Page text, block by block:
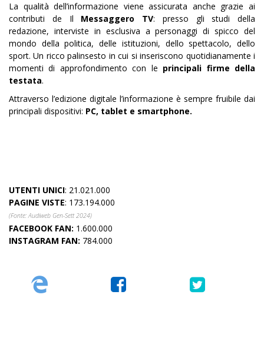
La qualità dell’informazione viene assicurata anche grazie ai
contributi de Il Messaggero TV: presso gli studi della
redazione, interviste in esclusiva a personaggi di spicco del
mondo della politica, delle istituzioni, dello spettacolo, dello
sport. Un ricco palinsesto in cui si inseriscono quotidianamente i
momenti di approfondimento con le principali firme della
testata.
Attraverso l’edizione digitale l’informazione è sempre fruibile dai
principali dispositivi: PC, tablet e smartphone.
UTENTI UNICI: 21.021.000
PAGINE VISTE: 173.194.000
(Fonte: Audiweb Gen-Sett 2024)
FACEBOOK FAN: 1.600.000
INSTAGRAM FAN: 784.000